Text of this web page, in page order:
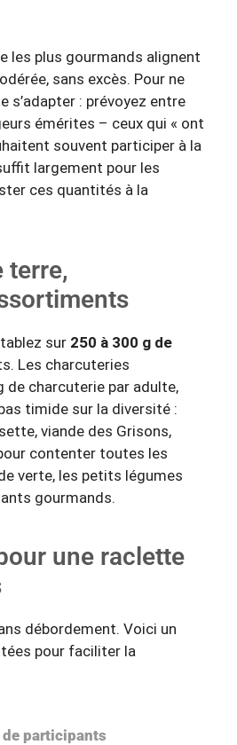
les plus gourmands alignent
sans excès. Pour ne
: prévoyez entre
émérites – ceux qui « ont
souvent participer à la
largement pour les
ces quantités à la
terre,
sur 250 à 300 g de
Les charcuteries
de charcuterie par adulte,
timide sur la diversité :
viande des Grisons,
contenter toutes les
verte, les petits légumes
gourmands.
une raclette
débordement. Voici un
pour faciliter la
participants